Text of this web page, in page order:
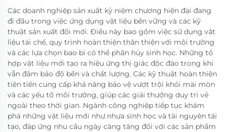
Các doanh nghiệp sản xuất kỷ niệm chương hiện đại đang
đi đầu trong việc ứng dụng vật liệu bền vững và các kỹ
thuật sản xuất đổi mới. Điều này bao gồm việc sử dụng vật
liệu tái chế, quy trình hoàn thiện thân thiện với môi trường
và các lựa chọn bao bì có thể phân hủy sinh học. Những tổ
hợp vật liệu mới tạo ra hiệu ứng thị giác độc đáo trong khi
vẫn đảm bảo độ bền và chất lượng. Các kỹ thuật hoàn thiện
tiên tiến cung cấp khả năng bảo vệ vượt trội khỏi mài mòn
và các yếu tố môi trường, giúp các giải thưởng duy trì vẻ
ngoài theo thời gian. Ngành công nghiệp tiếp tục khám
phá những vật liệu mới như nhựa sinh học và tài nguyên tái
tạo, đáp ứng nhu cầu ngày càng tăng đối với các sản phẩm